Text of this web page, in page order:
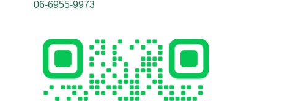
06-6955-9973